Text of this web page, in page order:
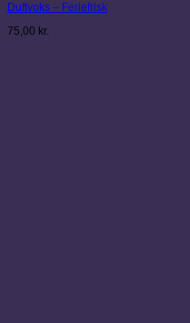
Duftvoks – Feriefrisk
75,00 kr.